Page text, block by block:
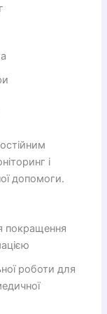
і
допомоги.
покращення
роботи для